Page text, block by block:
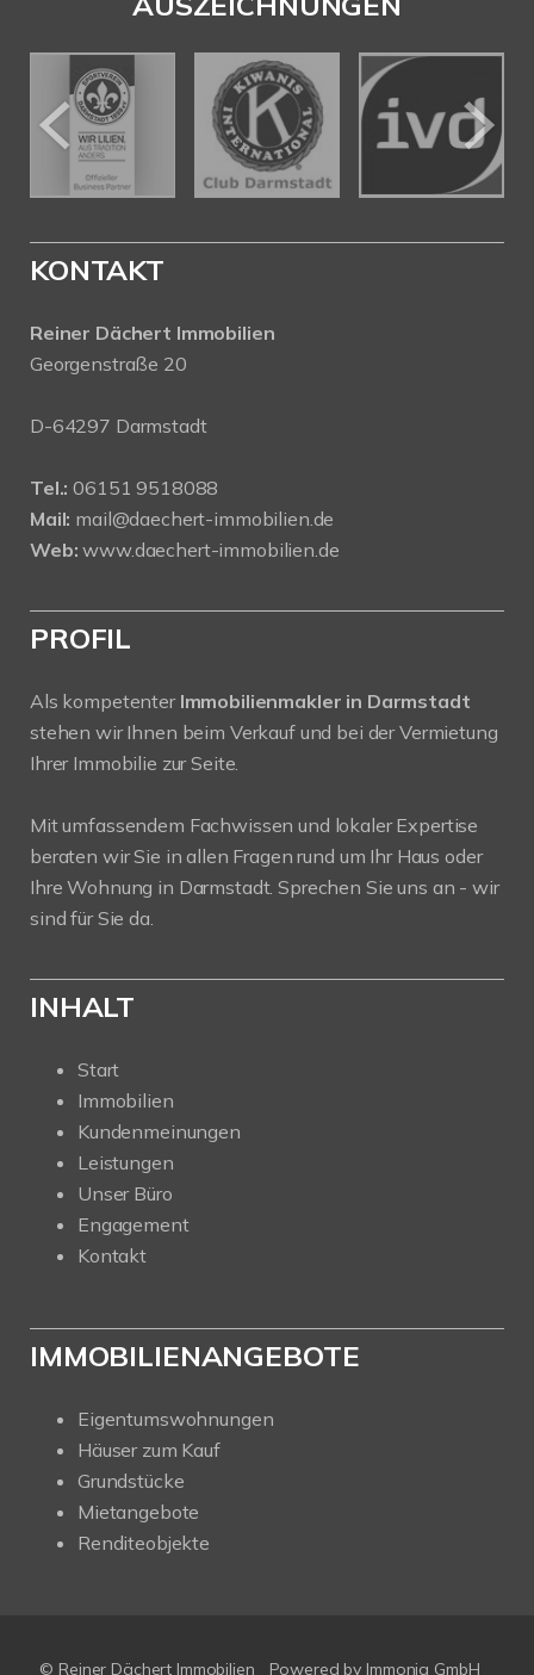
KONTAKT
Reiner Dächert Immobilien
Georgenstraße 20
D-64297 Darmstadt
Tel.: 06151 9518088
Mail: mail@daechert-immobilien.de
Web: www.daechert-immobilien.de
PROFIL
Als kompetenter Immobilienmakler in Darmstadt
stehen wir Ihnen beim Verkauf und bei der Vermietung
Ihrer Immobilie zur Seite.
Mit umfassendem Fachwissen und lokaler Expertise
beraten wir Sie in allen Fragen rund um Ihr Haus oder
Ihre Wohnung in Darmstadt. Sprechen Sie uns an - wir
sind für Sie da.
INHALT
Start
Immobilien
Kundenmeinungen
Leistungen
Unser Büro
Engagement
Kontakt
IMMOBILIENANGEBOTE
Eigentumswohnungen
Häuser zum Kauf
Grundstücke
Mietangebote
Renditeobjekte
© Reiner Dächert Immobilien Powered by Immonia GmbH